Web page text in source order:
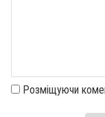
Розміщуючи